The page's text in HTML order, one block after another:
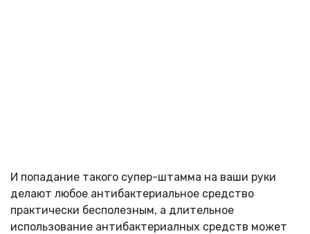
И попадание такого супер-штамма на ваши руки
делают любое антибактериальное средство
практически бесполезным, а длительное
использование антибактериалных средств может